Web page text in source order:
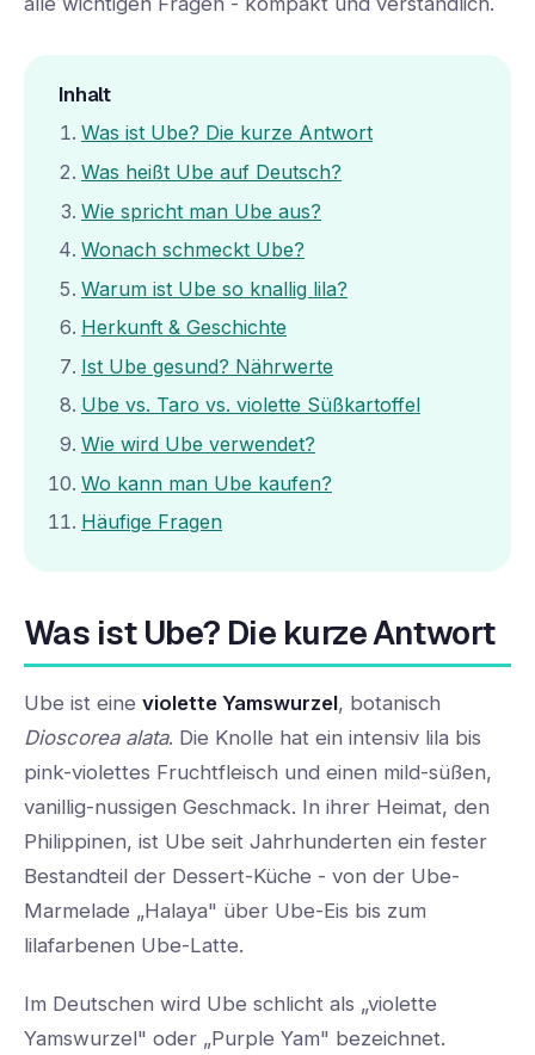
Inhalt
Was ist Ube? Die kurze Antwort
Was heißt Ube auf Deutsch?
Wie spricht man Ube aus?
Wonach schmeckt Ube?
Warum ist Ube so knallig lila?
Herkunft & Geschichte
Ist Ube gesund? Nährwerte
Ube vs. Taro vs. violette Süßkartoffel
Wie wird Ube verwendet?
Wo kann man Ube kaufen?
Häufige Fragen
Was ist Ube? Die kurze Antwort
Ube ist eine violette Yamswurzel, botanisch
Dioscorea alata. Die Knolle hat ein intensiv lila bis
pink-violettes Fruchtfleisch und einen mild-süßen,
vanillig-nussigen Geschmack. In ihrer Heimat, den
Philippinen, ist Ube seit Jahrhunderten ein fester
Bestandteil der Dessert-Küche - von der Ube-
Marmelade „Halaya" über Ube-Eis bis zum
lilafarbenen Ube-Latte.
Im Deutschen wird Ube schlicht als „violette
Yamswurzel" oder „Purple Yam" bezeichnet.